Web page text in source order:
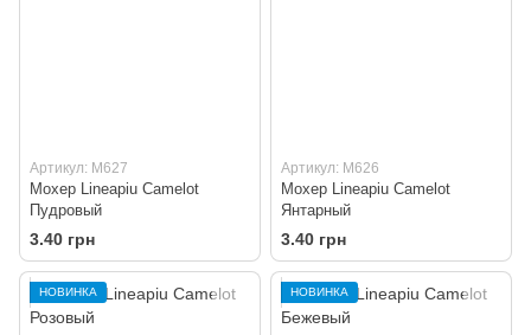
Артикул: M627
Мохер Lineapiu Camelot
Пудровый
3.40 грн
Артикул: M626
Мохер Lineapiu Camelot
Янтарный
3.40 грн
НОВИНКА НОВИНКА